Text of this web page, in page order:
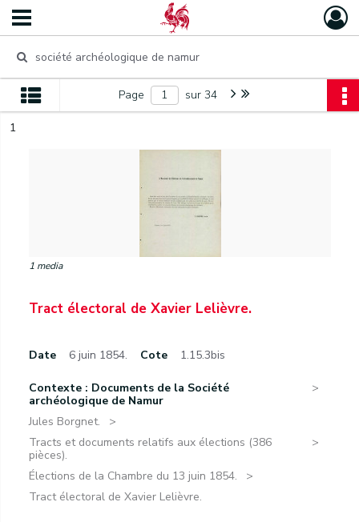
Page sur 34
1
1 media
Tract électoral de Xavier Lelièvre.
Date 6 juin 1854. Cote 1.15.3bis
Contexte : Documents de la Société
archéologique de Namur
Jules Borgnet.
Tracts et documents relatifs aux élections (386
pièces).
Élections de la Chambre du 13 juin 1854.
Tract électoral de Xavier Lelièvre.